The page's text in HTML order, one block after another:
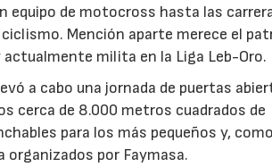
equipo de motocross hasta las
Mención aparte merece el
actualmente milita en la Liga Leb-Oro.
a cabo una jornada de puertas
cerca de 8.000 metros cuadrados de
para los más pequeños y,
por Faymasa.